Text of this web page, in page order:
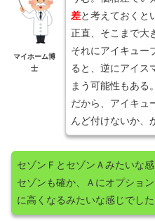
マイホーム博
士
差と考えておくと
正直、そこまで大
それにアイキュー
ると、逆にアイス
まう可能性もある。
だから、アイキュ
んど付けないか、
セゾンＦとセゾンＡみたいな感
セゾンも確か、Ａにオプショ
に高くなるみたいな感じでした